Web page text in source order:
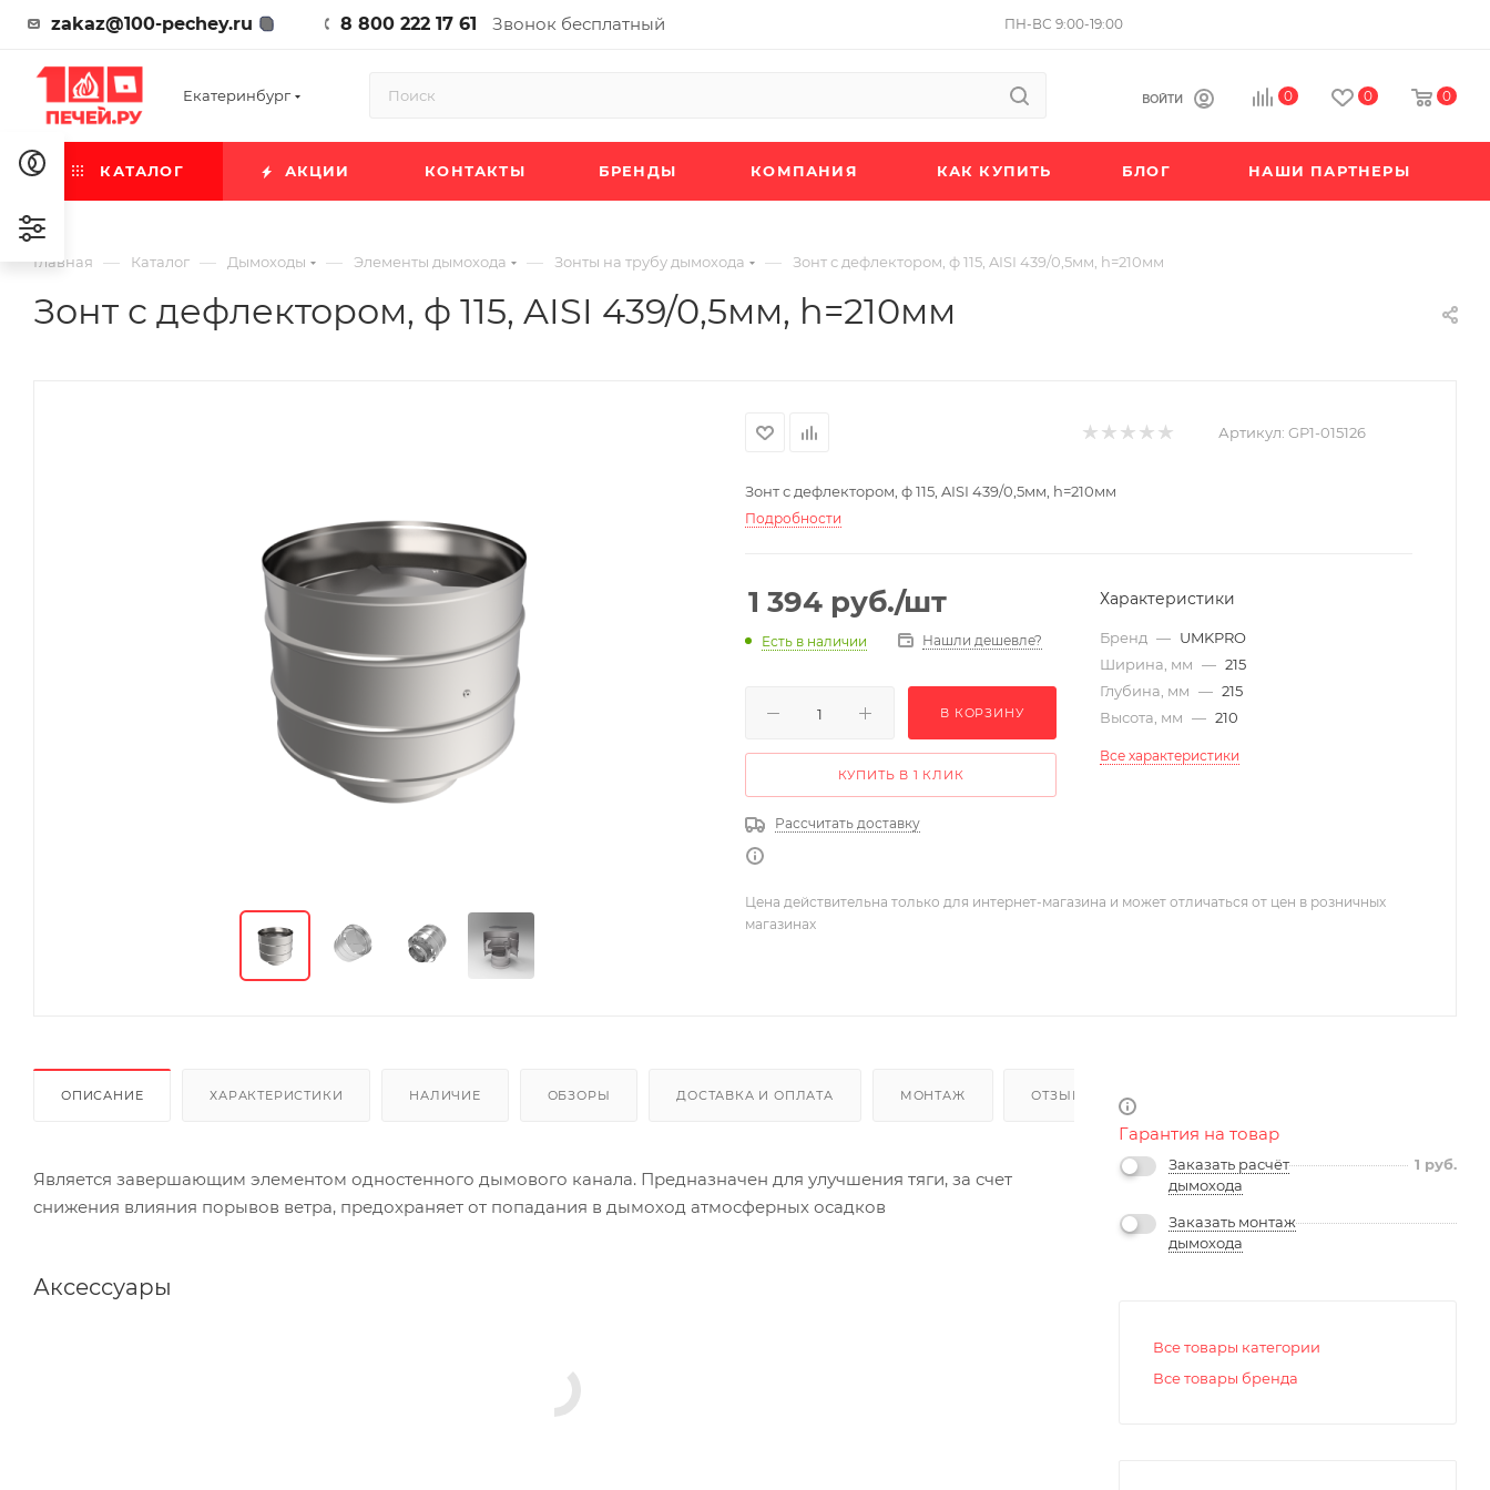
zakaz@100-pechey.ru 8 800 222 17 61 Звонок бесплатный ПН-ВС 9:00-19:00
Екатеринбург ВОЙТИ 0 0 0
КАТАЛОГ АКЦИИ КОНТАКТЫ БРЕНДЫ КОМПАНИЯ КАК КУПИТЬ БЛОГ НАШИ ПАРТНЕРЫ
Главная — Каталог — Дымоходы — Элементы дымохода — Зонты на трубу дымохода — Зонт с дефлектором, ф 115, AISI 439/0,5мм, h=210мм
Зонт с дефлектором, ф 115, AISI 439/0,5мм, h=210мм
Артикул: GP1-015126
Зонт с дефлектором, ф 115, AISI 439/0,5мм, h=210мм
Подробности
1 394 руб./шт
Есть в наличии Нашли дешевле?
В КОРЗИНУ
КУПИТЬ В 1 КЛИК
Рассчитать доставку
Характеристики
Бренд — UMKPRO
Ширина, мм — 215
Глубина, мм — 215
Высота, мм — 210
Все характеристики
Цена действительна только для интернет-магазина и может отличаться от цен в розничных
магазинах
ОПИСАНИЕ ХАРАКТЕРИСТИКИ НАЛИЧИЕ ОБЗОРЫ ДОСТАВКА И ОПЛАТА МОНТАЖ ОТЗЫВЫ
Является завершающим элементом одностенного дымового канала. Предназначен для улучшения тяги, за счет
снижения влияния порывов ветра, предохраняет от попадания в дымоход атмосферных осадков
Аксессуары
Гарантия на товар
Заказать расчёт
дымохода
1 руб.
Заказать монтаж
дымохода
Все товары категории
Все товары бренда